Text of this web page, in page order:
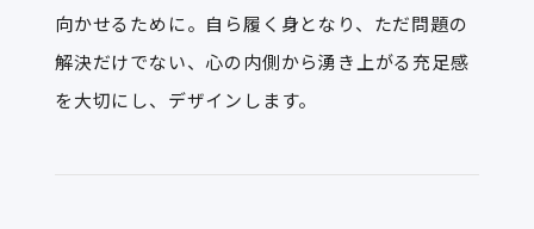
向かせるために。自ら履く身となり、ただ問題の
解決だけでない、心の内側から湧き上がる充足感
を大切にし、デザインします。